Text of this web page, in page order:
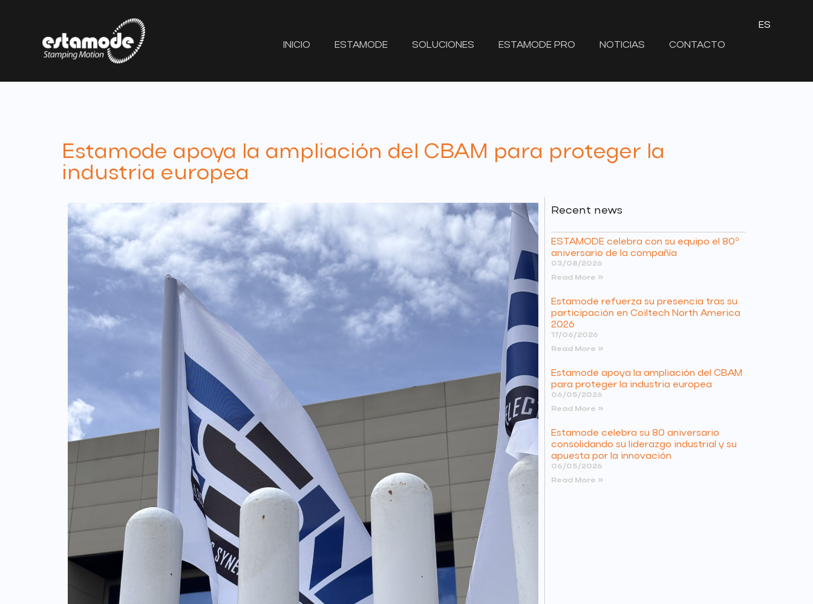
ES
INICIO ESTAMODE SOLUCIONES ESTAMODE PRO NOTICIAS CONTACTO
Estamode apoya la ampliación del CBAM para proteger la
industria europea
Recent news
ESTAMODE celebra con su equipo el 80º
aniversario de la compañía
03/08/2026
Read More »
Estamode refuerza su presencia tras su
participación en Coiltech North America
2026
17/06/2026
Read More »
Estamode apoya la ampliación del CBAM
para proteger la industria europea
06/05/2026
Read More »
Estamode celebra su 80 aniversario
consolidando su liderazgo industrial y su
apuesta por la innovación
06/05/2026
Read More »